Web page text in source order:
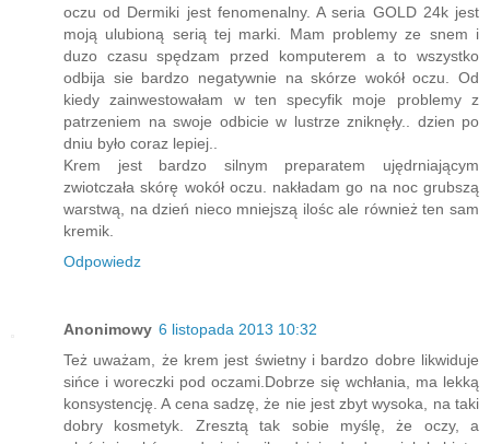
oczu od Dermiki jest fenomenalny. A seria GOLD 24k jest
moją ulubioną serią tej marki. Mam problemy ze snem i
duzo czasu spędzam przed komputerem a to wszystko
odbija sie bardzo negatywnie na skórze wokół oczu. Od
kiedy zainwestowałam w ten specyfik moje problemy z
patrzeniem na swoje odbicie w lustrze zniknęły.. dzien po
dniu było coraz lepiej..
Krem jest bardzo silnym preparatem ujędrniającym
zwiotczała skórę wokół oczu. nakładam go na noc grubszą
warstwą, na dzień nieco mniejszą ilośc ale również ten sam
kremik.
Odpowiedz
Anonimowy 6 listopada 2013 10:32
Też uważam, że krem jest świetny i bardzo dobre likwiduje
sińce i woreczki pod oczami.Dobrze się wchłania, ma lekką
konsystencję. A cena sadzę, że nie jest zbyt wysoka, na taki
dobry kosmetyk. Zresztą tak sobie myślę, że oczy, a